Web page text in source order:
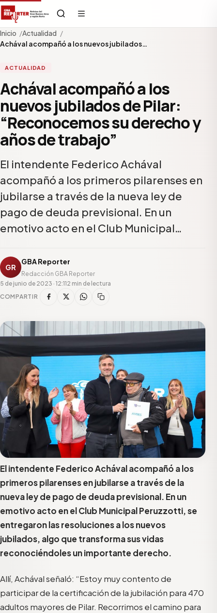
Inicio
Actualidad
Achával acompañó a los nuevos jubilados…
ACTUALIDAD
Achával acompañó a los
nuevos jubilados de Pilar:
“Reconocemos su derecho y
años de trabajo”
El intendente Federico Achával
acompañó a los primeros pilarenses en
jubilarse a través de la nueva ley de
pago de deuda previsional. En un
emotivo acto en el Club Municipal…
GR
GBA Reporter
Redacción GBA Reporter
5 de junio de 2023 · 12:112 min de lectura
COMPARTIR
El intendente Federico Achával acompañó a los
primeros pilarenses en jubilarse a través de la
nueva ley de pago de deuda previsional. En un
emotivo acto en el Club Municipal Peruzzotti, se
entregaron las resoluciones a los nuevos
jubilados, algo que transforma sus vidas
reconociéndoles un importante derecho.
Allí, Achával señaló: “Estoy muy contento de
participar de la certificación de la jubilación para 470
adultos mayores de Pilar. Recorrimos el camino para